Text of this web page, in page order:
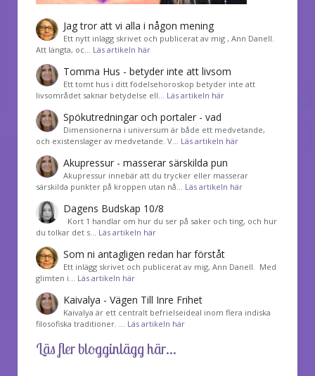
Jag tror att vi alla i någon mening
Ett nytt inlägg skrivet och publicerat av mig , Ann Danell.
Att längta, oc… Läs artikeln här
Tomma Hus - betyder inte att livsom
Ett tomt hus i ditt födelsehoroskop betyder inte att
livsområdet saknar betydelse ell… Läs artikeln här
Spökutredningar och portaler - vad
Dimensionerna i universum är både ett medvetande,
och existenslager av medvetande. V… Läs artikeln här
Akupressur - masserar särskilda pun
Akupressur innebär att du trycker eller masserar
särskilda punkter på kroppen utan nå… Läs artikeln här
Dagens Budskap 10/8
Kort 1 handlar om hur du ser på saker och ting, och hur
du tolkar det s… Läs artikeln här
Som ni antagligen redan har förståt
Ett inlägg skrivet och publicerat av mig, Ann Danell. Med
glimten i… Läs artikeln här
Kaivalya - Vägen Till Inre Frihet
Kaivalya är ett centralt befrielseideal inom flera indiska
filosofiska traditioner. … Läs artikeln här
Läs fler blogginlägg här...